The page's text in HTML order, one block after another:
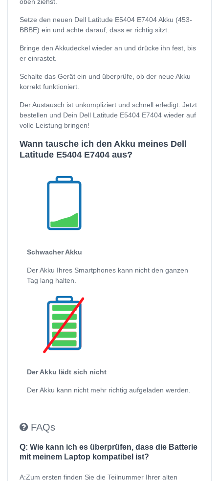
oben ziehst.
Setze den neuen Dell Latitude E5404 E7404 Akku (453-
BBBE) ein und achte darauf, dass er richtig sitzt.
Bringe den Akkudeckel wieder an und drücke ihn fest, bis
er einrastet.
Schalte das Gerät ein und überprüfe, ob der neue Akku
korrekt funktioniert.
Der Austausch ist unkompliziert und schnell erledigt. Jetzt
bestellen und Dein Dell Latitude E5404 E7404 wieder auf
volle Leistung bringen!
Wann tausche ich den Akku meines Dell
Latitude E5404 E7404 aus?
Schwacher Akku
Der Akku Ihres Smartphones kann nicht den ganzen
Tag lang halten.
Der Akku lädt sich nicht
Der Akku kann nicht mehr richtig aufgeladen werden.
FAQs
Q: Wie kann ich es überprüfen, dass die Batterie
mit meinem Laptop kompatibel ist?
A:Zum ersten finden Sie die Teilnummer Ihrer alten